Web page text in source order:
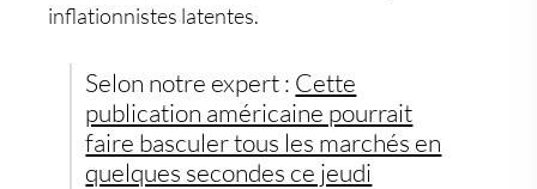
inflationnistes latentes.
Selon notre expert : Cette
publication américaine pourrait
faire basculer tous les marchés en
quelques secondes ce jeudi